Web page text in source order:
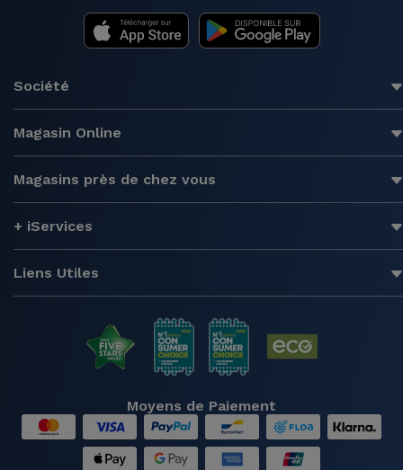
Société
Magasin Online
Magasins près de chez vous
+ iServices
Liens Utiles
Moyens de Paiement